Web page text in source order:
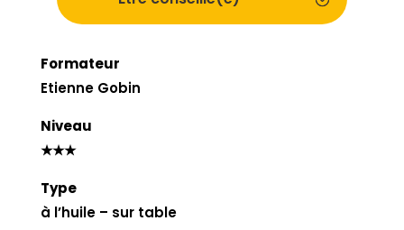
Formateur
Etienne Gobin
Niveau
★★★
Type
à l’huile – sur table